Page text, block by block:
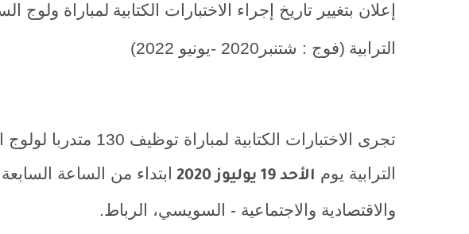
إعلان بتغيير تاريخ إجراء الاختبارات الكتابية لمباراة ولوج
الترابية (فوج : شتنبر2020 -يونيو 2022)
تجرى الاختبارات
الترابية يوم الأحد 19 يوليوز 2020
ابتداء من الساعة
والاقتصادية والاجتماعية - السويسي، الرباط.